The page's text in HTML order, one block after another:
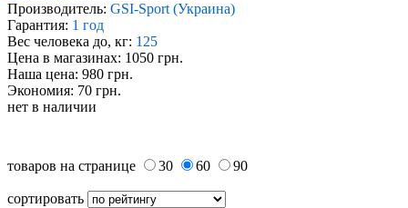
Производитель: GSI-Sport (Украина)
Гарантия: 1 год
Вес человека до, кг: 125
Цена в магазинах: 1050 грн.
Наша цена: 980 грн.
Экономия: 70 грн.
нет в наличии
товаров на странице 30 60 90
сортировать